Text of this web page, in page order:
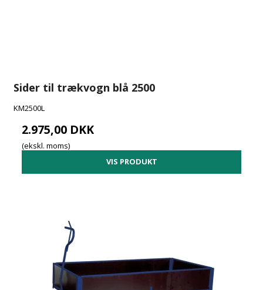
Sider til trækvogn blå 2500
KM2500L
2.975,00 DKK
(ekskl. moms)
VIS PRODUKT